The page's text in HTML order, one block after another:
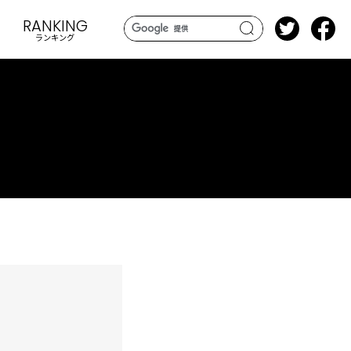
search
RANKING
ランキング